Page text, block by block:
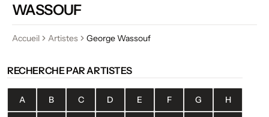
WASSOUF
Accueil Artistes George Wassouf
RECHERCHE PAR ARTISTES
A B C D E F G H